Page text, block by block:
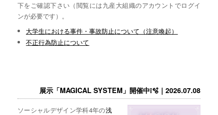
下をご確認下さい（閲覧には九産大組織のアカウントでログイ
ンが必要です）。
大学生における事件・事故防止について（注意喚起）
不正行為防止について
展示「MAGICAL SYSTEM」開催中❕🫧｜2026.07.08
ソーシャルデザイン学科4年の浅